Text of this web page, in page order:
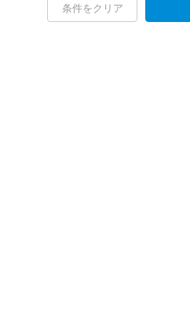
条件をクリア